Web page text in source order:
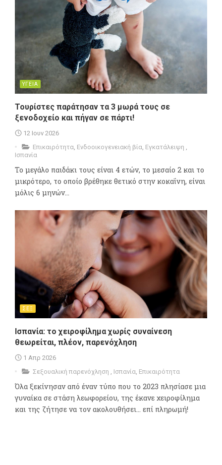
ΥΓΕΙΑ
Τουρίστες παράτησαν τα 3 μωρά τους σε
ξενοδοχείο και πήγαν σε πάρτι!
12 Ιουν 2026
Επικαιρότητα Ενδοοικογενειακή βία Εγκατάλειψη
Ισπανία
Το μεγάλο παιδάκι τους είναι 4 ετών, το μεσαίο 2 και το
μικρότερο, το οποίο βρέθηκε θετικό στην κοκαΐνη, είναι
μόλις 6 μηνών...
ΣΕΞ
Ισπανία: το χειροφίλημα χωρίς συναίνεση
θεωρείται, πλέον, παρενόχληση
1 Απρ 2026
Σεξουαλική παρενόχληση
Ισπανία Επικαιρότητα
Όλα ξεκίνησαν από έναν τύπο που το 2023 πλησίασε μια
γυναίκα σε στάση λεωφορείου, της έκανε χειροφίλημα
και της ζήτησε να τον ακολουθήσει... επί πληρωμή!